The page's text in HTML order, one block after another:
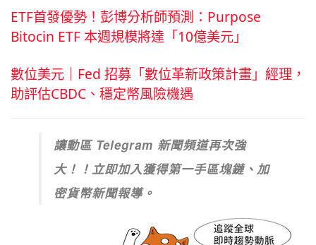
ETF首發優勢！彭博分析師預測：Purpose
Bitocin ETF 本週規模將達「10億美元」
數位美元｜Fed 招募「數位革新政策計畫」經理，
助評估CBDC、穩定幣風險機遇
讓動區 Telegram 新聞頻道再次強
大！！立即加入獲得第一手區塊鏈、加
密貨幣新聞報導。